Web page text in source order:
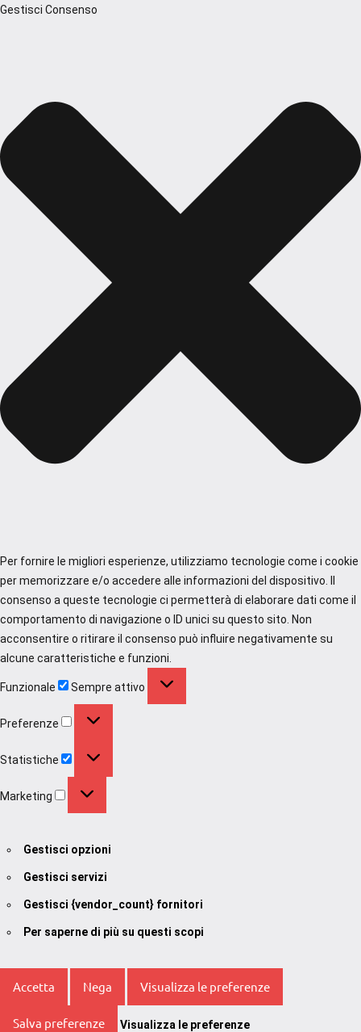
Gestisci Consenso
Per fornire le migliori esperienze, utilizziamo tecnologie come i cookie
per memorizzare e/o accedere alle informazioni del dispositivo. Il
consenso a queste tecnologie ci permetterà di elaborare dati come il
comportamento di navigazione o ID unici su questo sito. Non
acconsentire o ritirare il consenso può influire negativamente su
alcune caratteristiche e funzioni.
Funzionale Sempre attivo
Preferenze
Statistiche
Marketing
Gestisci opzioni
Gestisci servizi
Gestisci {vendor_count} fornitori
Per saperne di più su questi scopi
Accetta Nega Visualizza le preferenze
Salva preferenze Visualizza le preferenze